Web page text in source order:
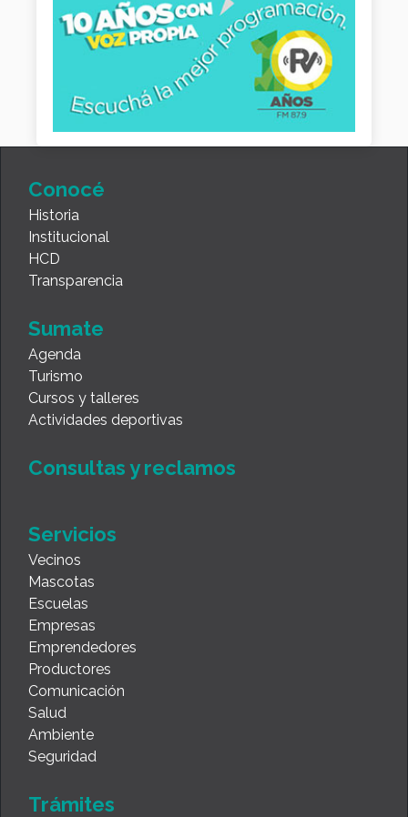
Conocé
Historia
Institucional
HCD
Transparencia
Sumate
Agenda
Turismo
Cursos y talleres
Actividades deportivas
Consultas y reclamos
Servicios
Vecinos
Mascotas
Escuelas
Empresas
Emprendedores
Productores
Comunicación
Salud
Ambiente
Seguridad
Trámites